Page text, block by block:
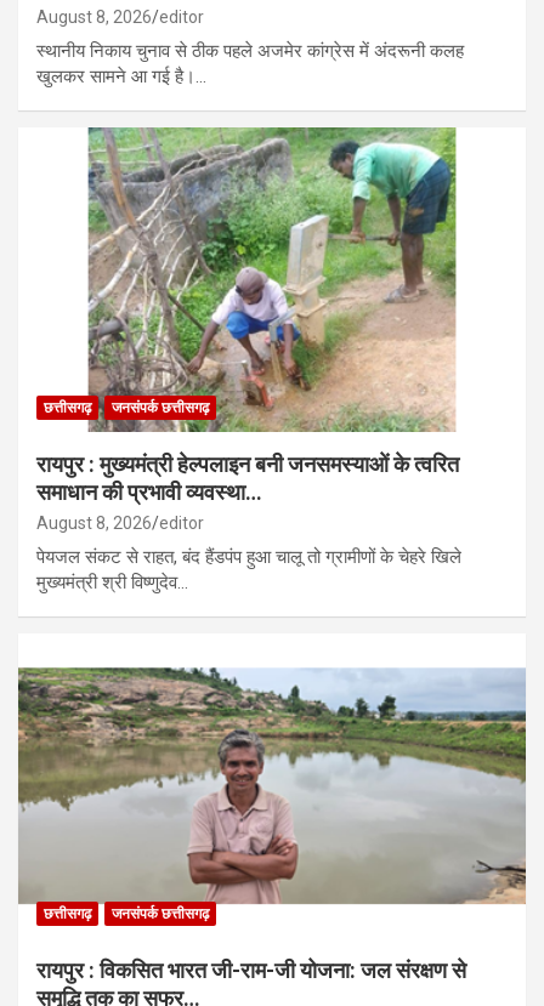
August 8, 2026 editor
स्थानीय निकाय चुनाव से ठीक पहले अजमेर कांग्रेस में अंदरूनी कलह
खुलकर सामने आ गई है।…
छत्तीसगढ़ जनसंपर्क छत्तीसगढ़
रायपुर : मुख्यमंत्री हेल्पलाइन बनी जनसमस्याओं के त्वरित
समाधान की प्रभावी व्यवस्था…
August 8, 2026 editor
पेयजल संकट से राहत, बंद हैंडपंप हुआ चालू तो ग्रामीणों के चेहरे खिले
मुख्यमंत्री श्री विष्णुदेव…
छत्तीसगढ़ जनसंपर्क छत्तीसगढ़
रायपुर : विकसित भारत जी-राम-जी योजना: जल संरक्षण से
समृद्धि तक का सफर…